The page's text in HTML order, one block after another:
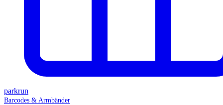
parkrun
Barcodes & Armbänder